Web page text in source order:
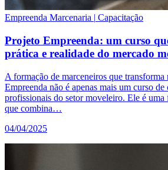
Empreenda Marcenaria | Capacitação
Projeto Empreenda: um curso
prática e realidade do mercado
A formação de marceneiros que
Empreenda não é apenas mais um curso de
profissionais do setor moveleiro. Ele é uma
que combina…
04/04/2025